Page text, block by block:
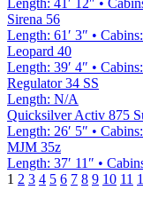
Length: 41′ 12″ •
Sirena 56
Length: 61′ 3″ • Cabins:
Leopard 40
Length: 39′ 4″ • Cabins:
Regulator 34 SS
Length: N/A
Quicksilver Activ 875
Length: 26′ 5″ • Cabins:
MJM 35z
Length: 37′ 11″ •
1 2 3 4 5 6 7 8 9 10 11